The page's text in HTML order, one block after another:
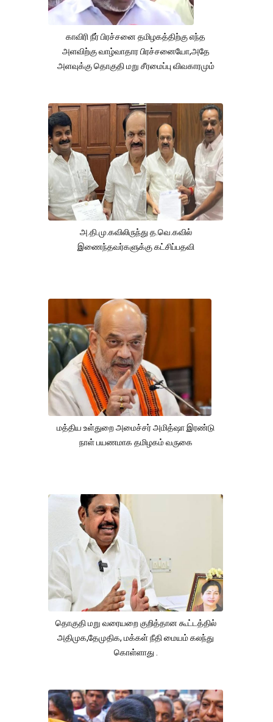
காவிரி நீர் பிரச்சனை தமிழகத்திற்கு எந்த
அளவிற்கு வாழ்வாதார பிரச்சனையோ,அதே
அளவுக்கு தொகுதி மறு சீரமைப்பு விவகாரமும்
அ.தி.மு.கவிலிருந்து த.வெ.கவில்
இணைந்தவர்களுக்கு கட்சிப்பதவி
மத்திய உள்துறை அமைச்சர் அமித்ஷா இரண்டு
நாள் பயணமாக தமிழகம் வருகை
தொகுதி மறு வரையறை குறித்தான கூட்டத்தில்
அதிமுக,தேமுதிக, மக்கள் நீதி மையம் கலந்து
கொள்ளாது .